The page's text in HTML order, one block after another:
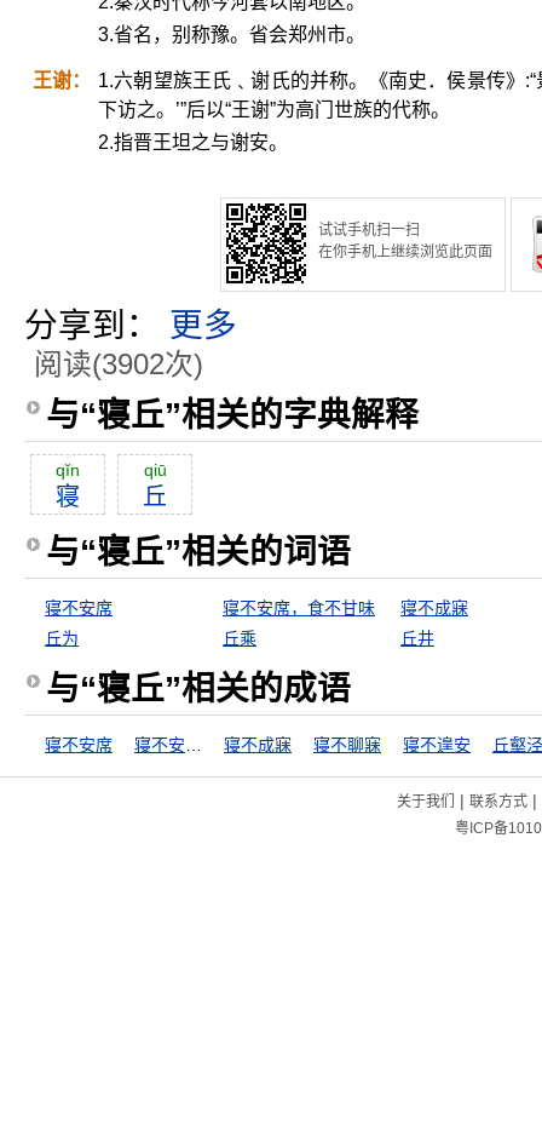
3.省名，别称豫。省会郑州市。
王谢：
1.六朝望族王氏﹑谢氏的并称。《南史．侯景传》
下访之。’”后以“王谢”为高门世族的代称。
2.指晋王坦之与谢安。
试试手机扫一扫
在你手机上继续浏览此页面
分享到： 更多
阅读(3902次)
与“寝丘”相关的字典解释
qĭn
寝
qiū
丘
与“寝丘”相关的词语
寝不安席 寝不安席，食不甘味
寝不成寐
丘为
丘乘 丘井
与“寝丘”相关的成语
寝不安席 寝不成寐 寝不聊寐 寝不遑安 丘壑
关于我们 | 联系方式|
粤ICP备